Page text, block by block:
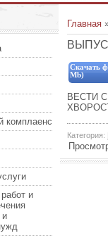
комплаенс
и
и
Главная
Скачать
Mb)
ВЕСТИ
Категория: